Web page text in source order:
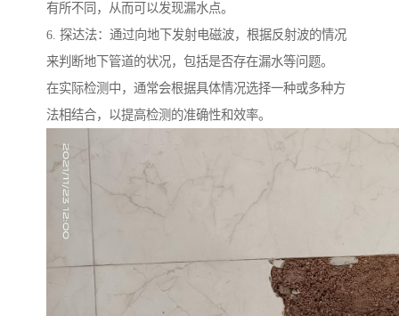
有所不同，从而可以发现漏水点。
6. 探达法：通过向地下发射电磁波，根据反射波的情况
来判断地下管道的状况，包括是否存在漏水等问题。
在实际检测中，通常会根据具体情况选择一种或多种方
法相结合，以提高检测的准确性和效率。